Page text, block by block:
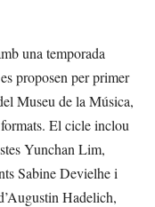
una temporada
proposen per primer
Museu de la Música,
El cicle inclou
Yunchan Lim,
Sabine Devielhe i
Hadelich,